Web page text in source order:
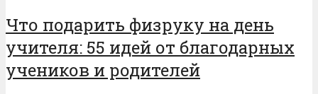
Что подарить физруку на день
учителя: 55 идей от благодарных
учеников и родителей